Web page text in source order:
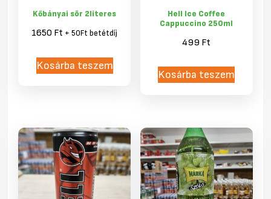
Kőbányai sör 2literes
1650 Ft + 50Ft betétdíj
Kosárba teszem
Hell Ice Coffee
Cappuccino 250ml
499 Ft
Kosárba teszem